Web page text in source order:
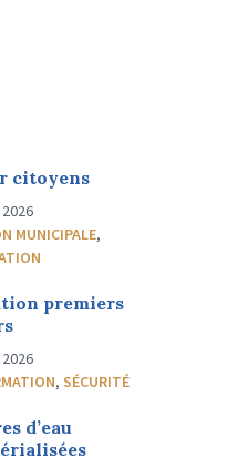
citoyens
MUNICIPALE,
premiers
,SÉCURITÉ
d’eau